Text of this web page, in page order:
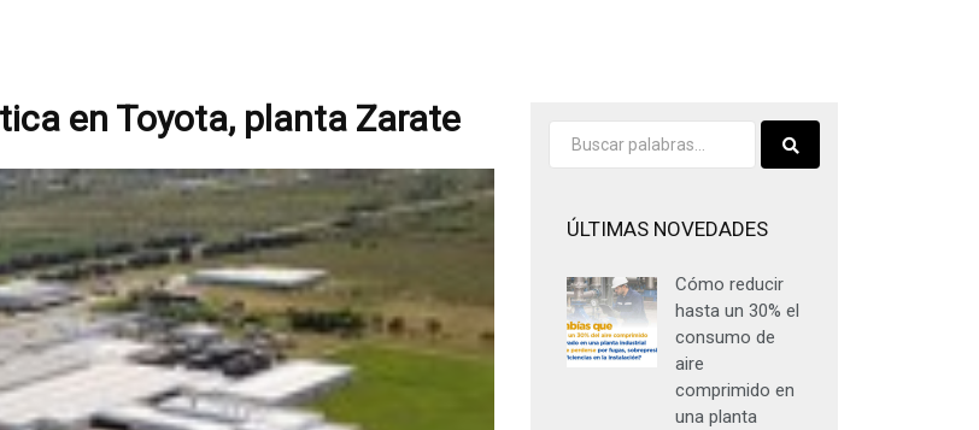
en Toyota, planta Zarate
ÚLTIMAS NOVEDADES
Cómo reducir
hasta un 30% el
consumo de
aire
comprimido en
una planta